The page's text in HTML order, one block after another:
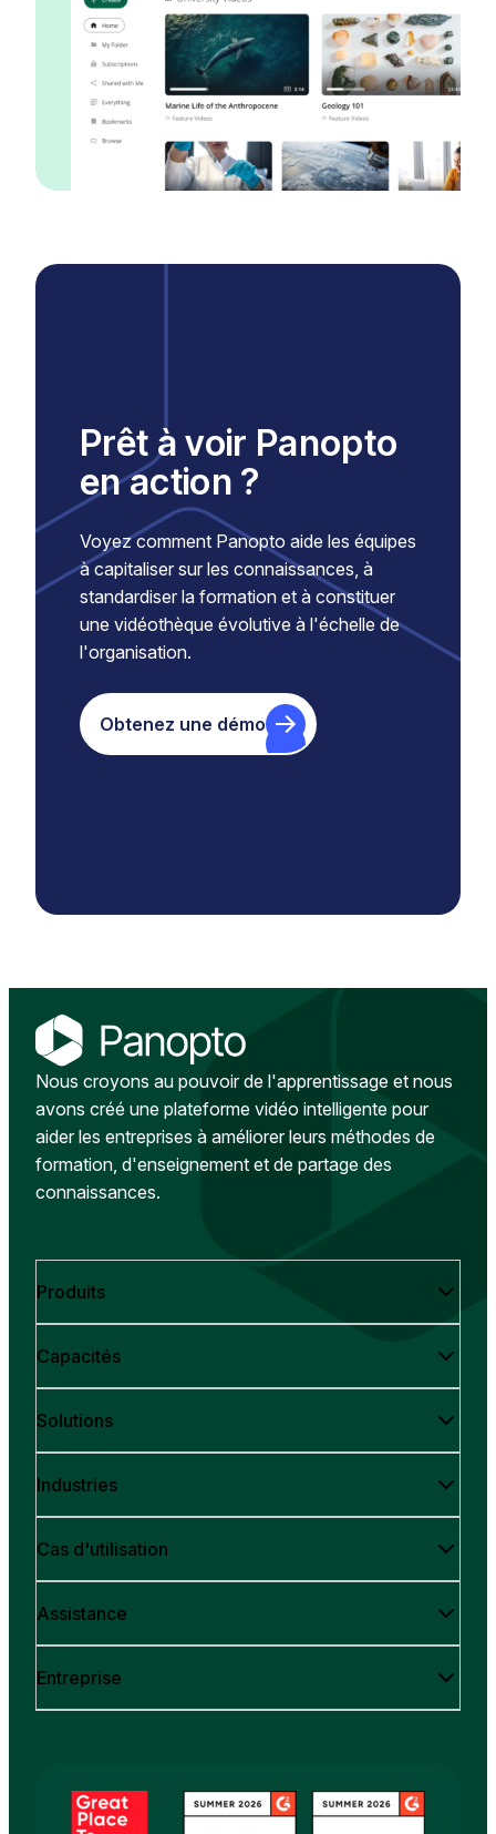
Prêt à voir Panopto
en action ?
Voyez comment Panopto aide les équipes
à capitaliser sur les connaissances, à
standardiser la formation et à constituer
une vidéothèque évolutive à l'échelle de
l'organisation.
Obtenez une démo
Nous croyons au pouvoir de l'apprentissage et nous
avons créé une plateforme vidéo intelligente pour
aider les entreprises à améliorer leurs méthodes de
formation, d'enseignement et de partage des
connaissances.
Produits
Capacités
Solutions
Industries
Cas d'utilisation
Assistance
Entreprise